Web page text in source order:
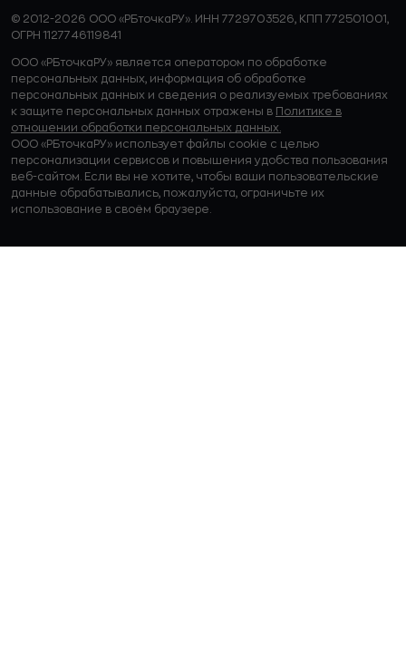
© 2012-2026 ООО «РБточкаРУ». ИНН 7729703526, КПП 772501001,
ОГРН 1127746119841
ООО «РБточкаРУ» является оператором по обработке
персональных данных, информация об обработке
персональных данных и сведения о реализуемых требованиях
к защите персональных данных отражены в
Политике в
отношении обработки персональных данных.
ООО «РБточкаРУ» использует файлы cookie с целью
персонализации сервисов и повышения удобства пользования
веб-сайтом. Если вы не хотите, чтобы ваши пользовательские
данные обрабатывались, пожалуйста, ограничьте их
использование в своём браузере.